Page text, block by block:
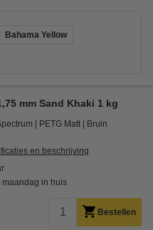
Bahama Yellow
mm Sand Khaki 1 kg
PETG Matt Bruin
en beschrijving
maandag in huis
Bestellen